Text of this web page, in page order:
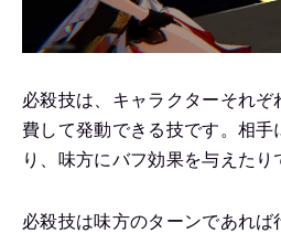
必殺技は、キャラクターそれ
費して発動できる技です。相手
り、味方にバフ効果を与えたり
必殺技は味方のターンであれ